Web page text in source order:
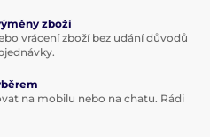
zboží
vrácení zboží bez udání důvodů
na mobilu nebo na chatu. Rádi